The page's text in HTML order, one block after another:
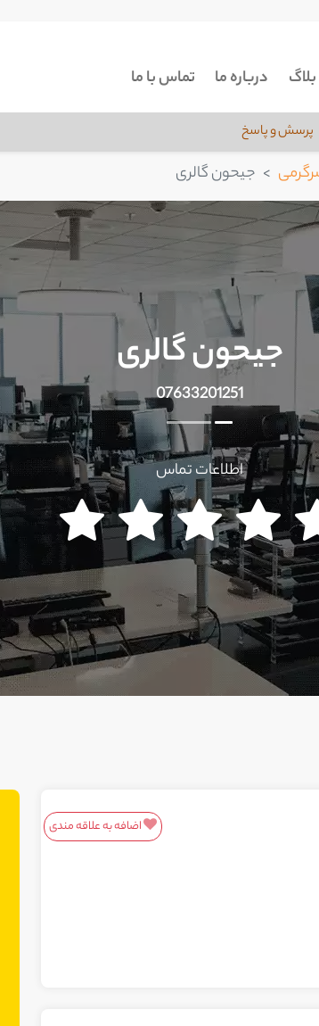
بلاگ درباره ما تماس با ما
پرسش و پاسخ
جیحون گالری
جیحون گالری
07633201251
اطلاعات تماس
اضافه به علاقه مندی